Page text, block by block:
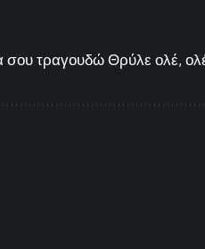
σου τραγουδώ Θρύλε ολέ,